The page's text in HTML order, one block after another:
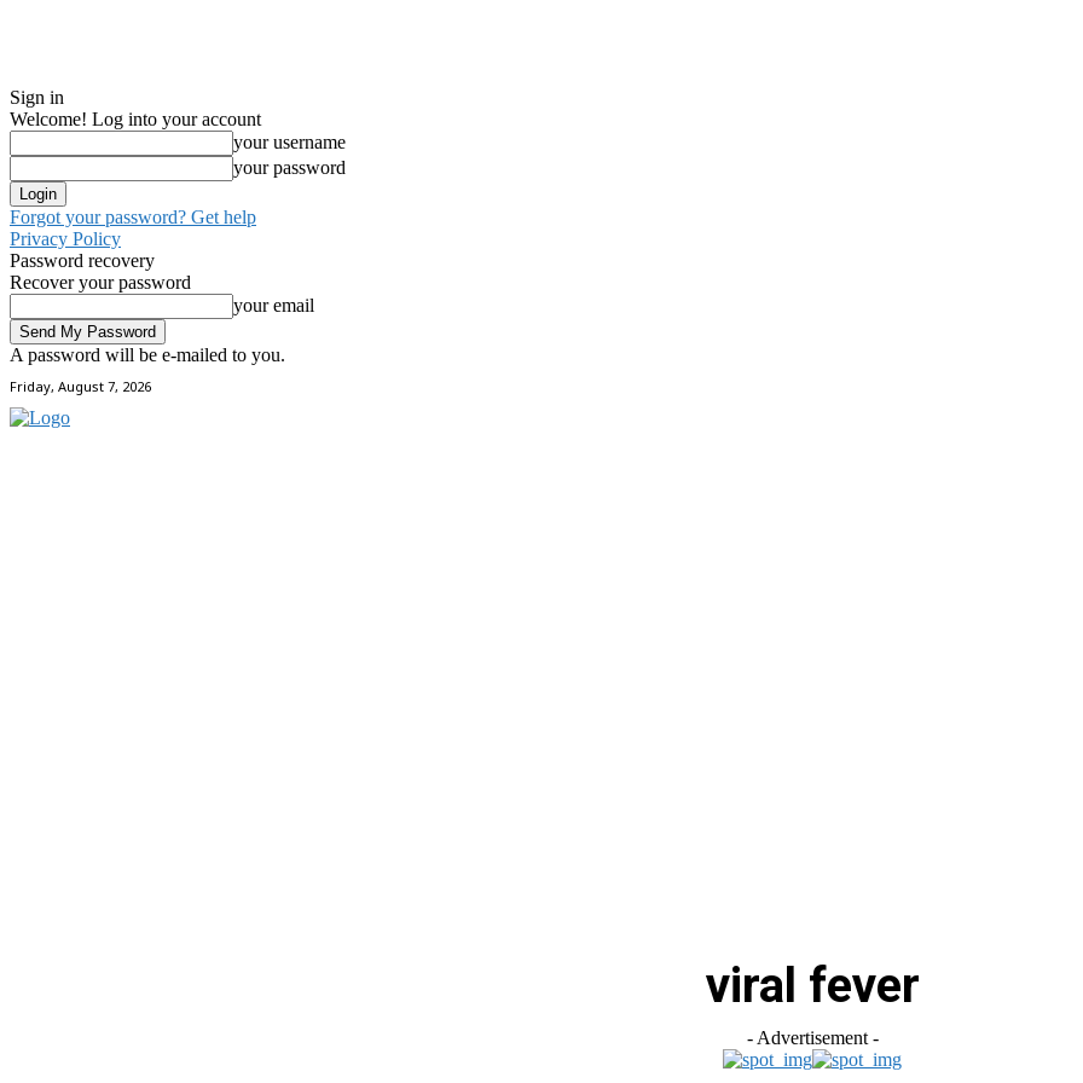
Sign in
Welcome! Log into your account
your username
your password
Forgot your password? Get help
Privacy Policy
Password recovery
Recover your password
your email
A password will be e-mailed to you.
Friday, August 7, 2026
viral fever
- Advertisement -